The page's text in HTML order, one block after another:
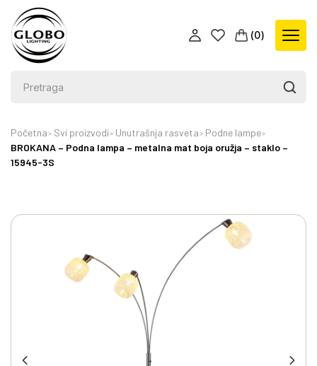
(0)
Početna Svi proizvodi Unutrašnja rasveta
Podne lampe
BROKANA – Podna lampa – metalna mat boja oružja – staklo –
15945-3S